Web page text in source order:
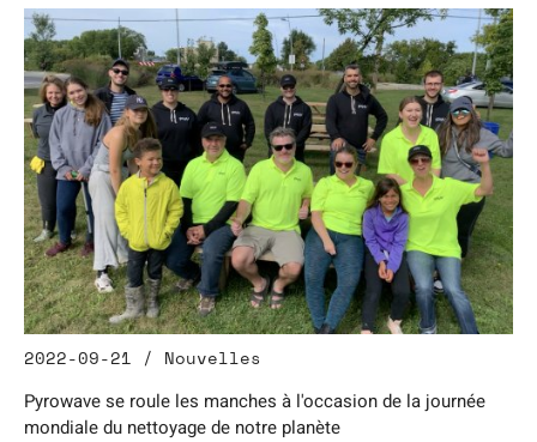
2022-09-21 / Nouvelles
Pyrowave se roule les manches à l'occasion de la journée
mondiale du nettoyage de notre planète